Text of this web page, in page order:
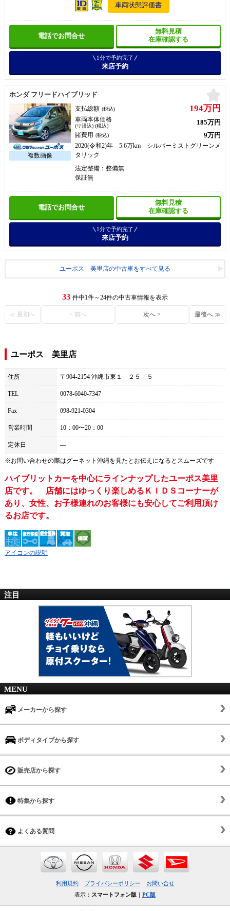
車両状態評価書
電話でお問合せ
無料見積
在庫確認する
1分で予約完了
来店予約
ホンダ フリードハイブリッド
支払総額 (税込) 194万円
車両本体価格
(リ済込) (税込) 185万円
諸費用 (税込) 9万円
2020(令和2)年 5.6万km シルバーミストグリーンメ
タリック
法定整備：整備無
保証無
電話でお問合せ
無料見積
在庫確認する
1分で予約完了
来店予約
ユーポス 美里店の中古車をすべて見る
33 件中1件～24件の中古車情報を表示
≪ 最初へ < 前へ 次へ > 最後へ ≫
ユーポス 美里店
住所 〒904-2154 沖縄市東１－２５－５
TEL 0078-6040-7347
Fax 098-921-0304
営業時間 10：00〜20：00
定休日 ―
※お問い合わせの際はグーネット沖縄を見たとお伝えになるとスムーズです
ハイブリットカーを中心にラインナップしたユーポス美里
店です。 店舗にはゆっくり楽しめるＫＩＤＳコーナーが
あり、女性、お子様連れのお客様にも安心してご利用頂け
るお店です。
アイコンの説明
注目
MENU
メーカーから探す
ボディタイプから探す
販売店から探す
特集から探す
よくある質問
利用規約 プライバシーポリシー
お問い合せ
表示： スマートフォン版 ｜ PC版